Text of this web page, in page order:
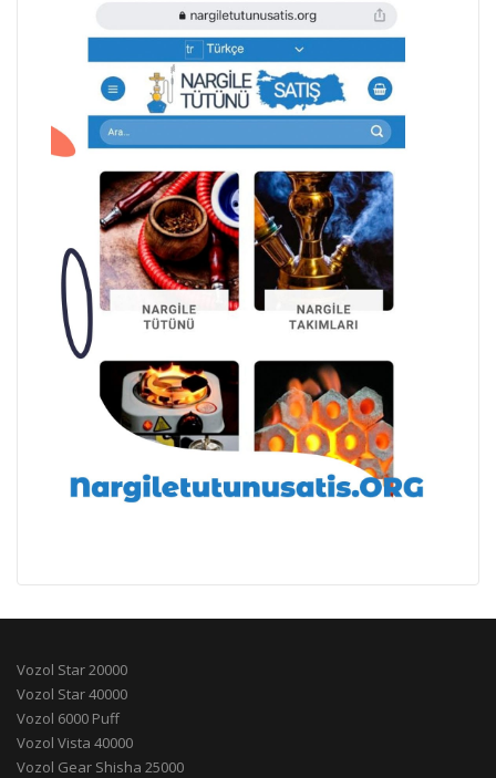
Vozol Star 20000
Vozol Star 40000
Vozol 6000 Puff
Vozol Vista 40000
Vozol Gear Shisha 25000